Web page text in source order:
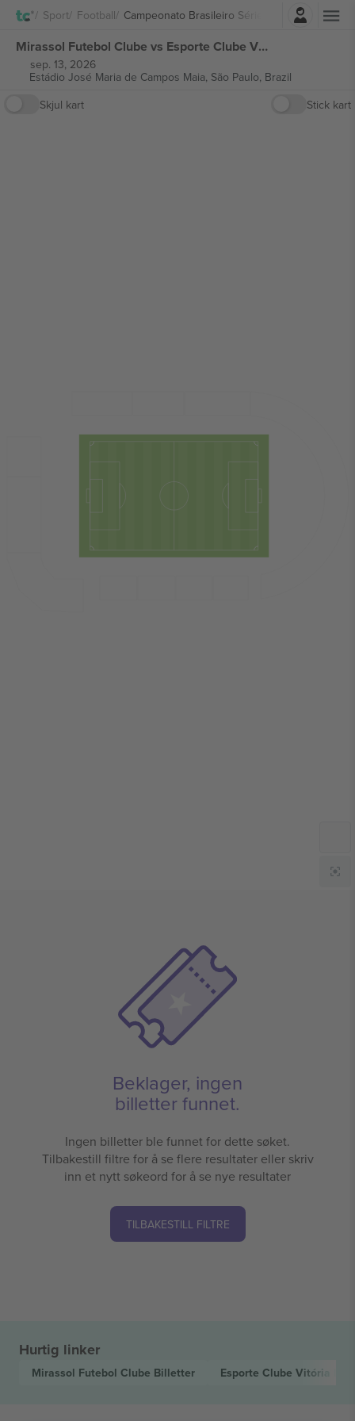
Sport Football Campeonato Brasileiro Série A
Logg Inn
Mirassol Futebol Clube vs Esporte Clube Vitória Campeonato Brasileiro Série A billetter
sep. 13, 2026
Estádio José Maria de Campos Maia, São Paulo, Brazil
Skjul kart
Stick kart
Beklager, ingen
billetter funnet.
Ingen billetter ble funnet for dette søket.
Tilbakestill filtre for å se flere resultater eller skriv
inn et nytt søkeord for å se nye resultater
TILBAKESTILL FILTRE
Hurtig linker
Mirassol Futebol Clube Billetter Esporte Clube Vitória